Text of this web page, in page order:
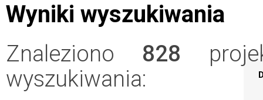
Wyniki wyszukiwania
Znaleziono 828
wyszukiwania: